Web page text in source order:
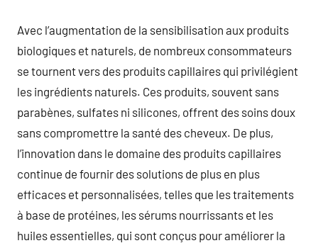
Avec l’augmentation de la sensibilisation aux produits
biologiques et naturels, de nombreux consommateurs
se tournent vers des produits capillaires qui privilégient
les ingrédients naturels. Ces produits, souvent sans
parabènes, sulfates ni silicones, offrent des soins doux
sans compromettre la santé des cheveux. De plus,
l’innovation dans le domaine des produits capillaires
continue de fournir des solutions de plus en plus
efficaces et personnalisées, telles que les traitements
à base de protéines, les sérums nourrissants et les
huiles essentielles, qui sont conçus pour améliorer la